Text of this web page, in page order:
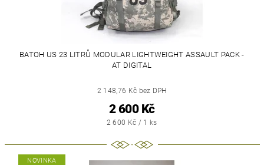
BATOH US 23 LITRŮ MODULAR LIGHTWEIGHT ASSAULT PACK -
AT DIGITAL
2 148,76 Kč bez DPH
2 600 Kč
2 600 Kč / 1 ks
NOVINKA